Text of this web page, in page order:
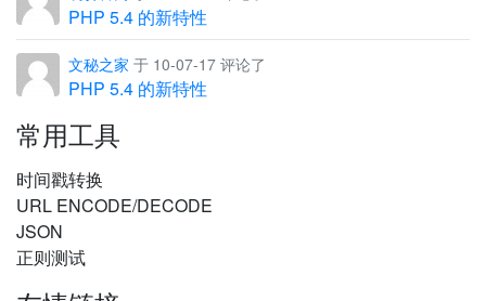
PHP 5.4 的新特性
文秘之家 于 10-07-17 评论了
PHP 5.4 的新特性
常用工具
时间戳转换
URL ENCODE/DECODE
JSON
正则测试